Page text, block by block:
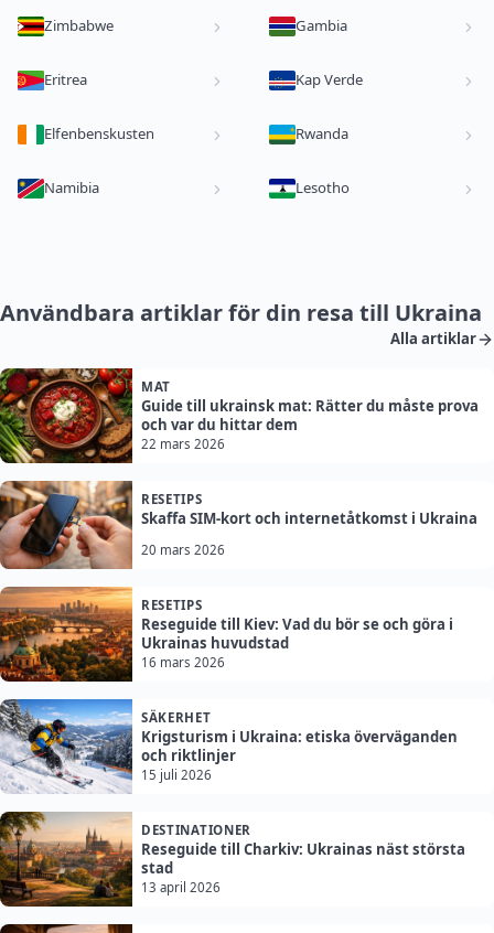
Zimbabwe Gambia
Eritrea Kap Verde
Elfenbenskusten Rwanda
Namibia Lesotho
Användbara artiklar för din resa till Ukraina
Alla artiklar
MAT
Guide till ukrainsk mat: Rätter du måste prova
och var du hittar dem
22 mars 2026
RESETIPS
Skaffa SIM-kort och internetåtkomst i Ukraina
20 mars 2026
RESETIPS
Reseguide till Kiev: Vad du bör se och göra i
Ukrainas huvudstad
16 mars 2026
SÄKERHET
Krigsturism i Ukraina: etiska överväganden
och riktlinjer
15 juli 2026
DESTINATIONER
Reseguide till Charkiv: Ukrainas näst största
stad
13 april 2026